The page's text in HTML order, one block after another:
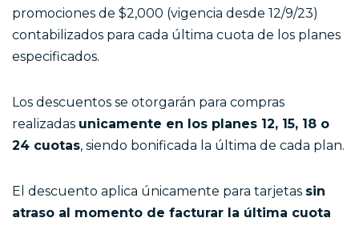
promociones de $2,000 (vigencia desde 12/9/23)
contabilizados para cada última cuota de los planes
especificados.
Los descuentos se otorgarán para compras
realizadas unicamente en los planes 12, 15, 18 o
24 cuotas, siendo bonificada la última de cada plan.
El descuento aplica únicamente para tarjetas sin
atraso al momento de facturar la última cuota